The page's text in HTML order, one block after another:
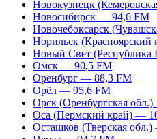
Новокузнецк
Новосибирск — 94,6 FM
Новочебоксарск
Норильск
Новый Свет
Омск — 90,5 FM
Оренбург — 88,3 FM
Орёл — 95,6 FM
Орск (Оренбургская
Оса (Пермский край) —
Осташков (Тверская